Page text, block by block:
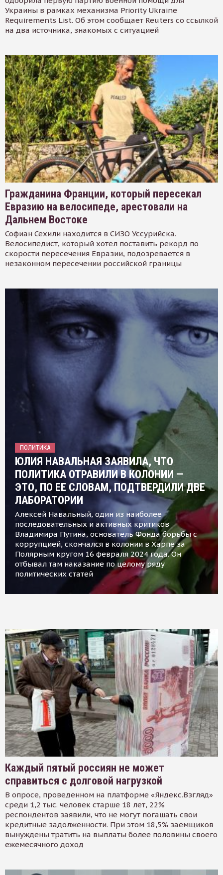
Украины в рамках механизма Priority Ukraine
Requirements List. Об этом сообщает Reuters со ссылкой
на два источника, знакомых с ситуацией
Гражданина Франции, который пересекал
Евразию на велосипеде, арестовали на
Дальнем Востоке
Софиан Сехили находится в СИЗО Уссурийска.
Велосипедист, который хотел поставить рекорд по
скорости пересечения Евразии, подозревается в
незаконном пересечении российской границы
ПОЛИТИКА
ЮЛИЯ НАВАЛЬНАЯ ЗАЯВИЛА, ЧТО
ПОЛИТИКА ОТРАВИЛИ В КОЛОНИИ —
ЭТО, ПО ЕЕ СЛОВАМ, ПОДТВЕРДИЛИ ДВЕ
ЛАБОРАТОРИИ
Алексей Навальный, один из наиболее
последовательных и активных критиков
Владимира Путина, основатель Фонда борьбы с
коррупцией, скончался в колонии в Харпе за
Полярным кругом 16 февраля 2024 года. Он
отбывал там наказание по целому ряду
политических статей
Каждый пятый россиян не может
справиться с долговой нагрузкой
В опросе, проведенном на платформе «Яндекс.Взгляд»
среди 1,2 тыс. человек старше 18 лет, 22%
респондентов заявили, что не могут погашать свои
кредитные задолженности. При этом 18,5% заемщиков
вынуждены тратить на выплаты более половины своего
ежемесячного доход